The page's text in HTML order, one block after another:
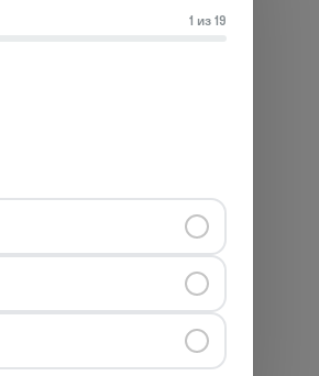
1 из 19